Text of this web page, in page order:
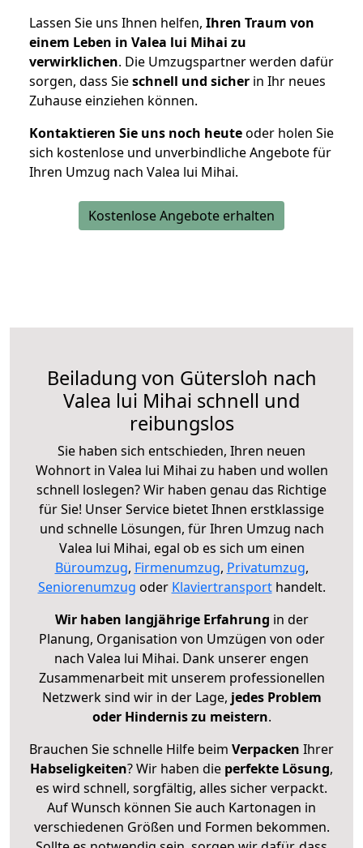
Lassen Sie uns Ihnen helfen, Ihren Traum von
einem Leben in Valea lui Mihai zu
verwirklichen. Die Umzugspartner werden dafür
sorgen, dass Sieschnell und sicher in Ihr neues
Zuhause einziehen können.
Kontaktieren Sie uns noch heuteoder holen Sie
sich kostenlose und unverbindliche Angebote für
Ihren Umzug nach Valea lui Mihai.
Kostenlose Angebote erhalten
Beiladung von Gütersloh nach
Valea lui Mihai schnell und
reibungslos
Sie haben sich entschieden, Ihren neuen
Wohnort in Valea lui Mihai zu haben und wollen
schnell loslegen? Wir haben genau das Richtige
für Sie! Unser Service bietet Ihnen erstklassige
und schnelle Lösungen, für Ihren Umzug nach
Valea lui Mihai, egal ob es sich um einen
Büroumzug, Firmenumzug, Privatumzug,
Seniorenumzug oder Klaviertransporthandelt.
Wir haben langjährige Erfahrung in der
Planung, Organisation von Umzügen von oder
nach Valea lui Mihai. Dank unserer engen
Zusammenarbeit mit unserem professionellen
Netzwerk sind wir in der Lage, jedes Problem
oder Hindernis zu meistern.
Brauchen Sie schnelle Hilfe beim Verpacken Ihrer
Habseligkeiten? Wir haben die perfekte Lösung,
es wird schnell, sorgfältig, alles sicher verpackt.
Auf Wunsch können Sie auch Kartonagen in
verschiedenen Größen und Formen bekommen.